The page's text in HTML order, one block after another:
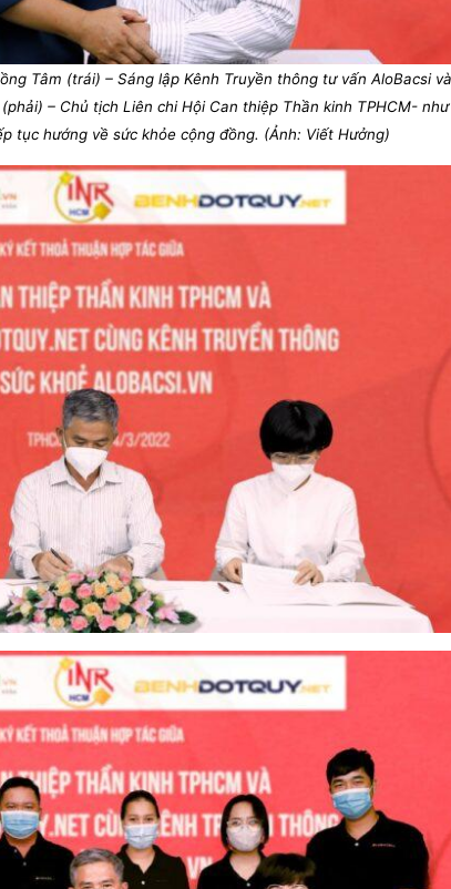
Tâm (trái) – Sáng lập Kênh Truyền thông tư vấn AloBacsi
– Chủ tịch Liên chi Hội Can thiệp Thần kinh TPHCM-
tục hướng về sức khỏe cộng đồng. (Ảnh: Viết Hưởng)